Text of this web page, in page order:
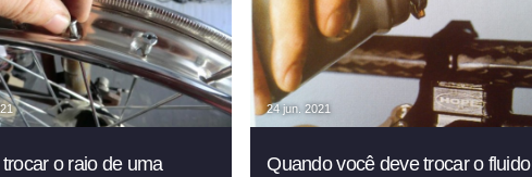
o raio de uma
24 jun. 2021
Quando você deve trocar o fluido